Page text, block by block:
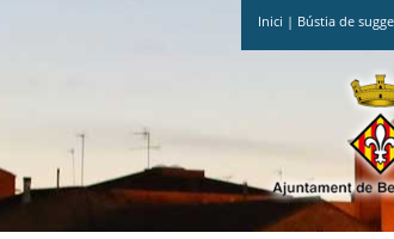
Inici | Bústia de